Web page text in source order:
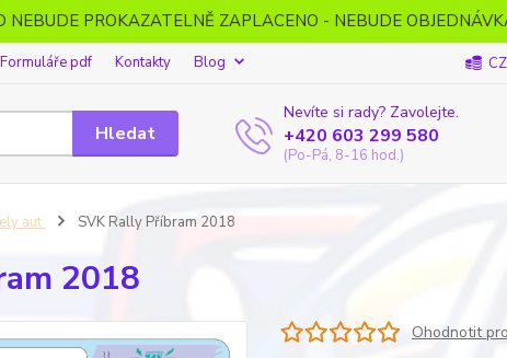
PROKAZATELNĚ ZAPLACENO - NEBUDE
Formuláře pdf Kontakty Blog
Hledat
Nevíte si rady? Zavolejte.
+420 603 299 580
(Po-Pá, 8-16 hod.)
aut SVK Rally Příbram 2018
2018
Ohodnotit